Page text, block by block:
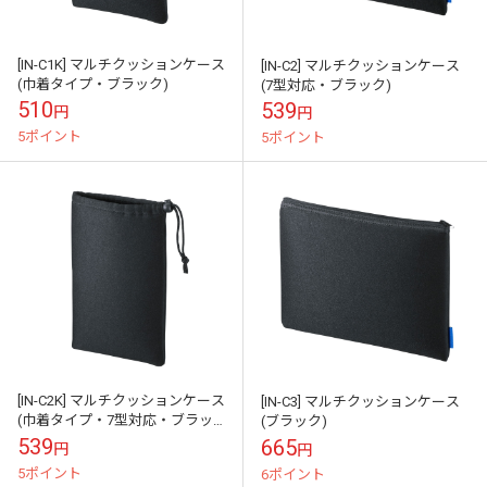
[IN-C1K] マルチクッションケース
(巾着タイプ・ブラック)
510円
5ポイント
[IN-C2] マルチクッションケース
(7型対応・ブラック)
539円
5ポイント
[IN-C2K] マルチクッションケース
(巾着タイプ・7型対応・ブラッ
ク)
539円
5ポイント
[IN-C3] マルチクッションケース
(ブラック)
665円
6ポイント